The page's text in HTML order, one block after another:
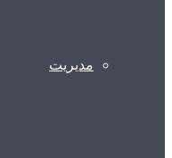
مدیریت